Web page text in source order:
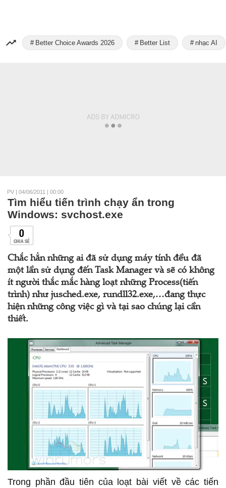
Better Choice Awards 2026 Better List nhạc AI
PV | 04/06/2011 | 00:00
Tìm hiểu tiến trình chạy ẩn trong
Windows: svchost.exe
0
CHIA SẺ
Chắc hẳn những ai đã sử dụng máy tính đều đã
một lần sử dụng đến Task Manager và sẽ có không
ít người thắc mắc hàng loạt những Process(tiến
trình) như jusched.exe, rundll32.exe,…đang thực
hiện những công việc gì và tại sao chúng lại cần
thiết.
Trong phần đầu tiên của loạt bài viết về các tiến